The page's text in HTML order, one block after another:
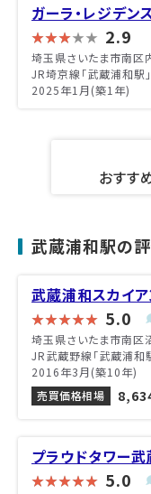
ガーラ・レジデン
2.9
埼玉県さいたま市南
JR埼京線「武蔵浦和駅
2025年1月(築1年)
おすす
武蔵浦和駅の
武蔵浦和スカイ
5.0
埼玉県さいたま市南
JR武蔵野線「武蔵浦和
2016年3月(築10年)
売買価格相場
プラウドタワー
5.0